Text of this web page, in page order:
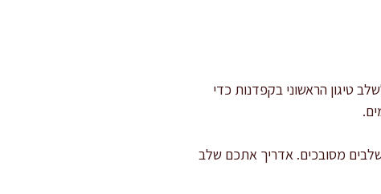
להמתין לשלב טיגון הראשוני בקפדנות כדי
שלבים מסובכים. אדריך אתכם שלב